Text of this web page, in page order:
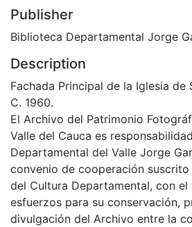
Publisher
Biblioteca Departamental Jorge
Description
Fachada Principal de la Iglesia de
C. 1960.
El Archivo del Patrimonio
Valle del Cauca es
Departamental del Valle Jorge
convenio de cooperación
del Cultura Departamental, con el
esfuerzos para su conservación,
divulgación del Archivo entre la